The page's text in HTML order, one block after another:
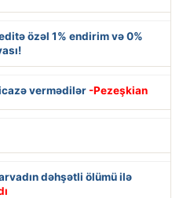
özəl 1% endirim və 0%
vermədilər -Pezeşkian
dəhşətli ölümü ilə